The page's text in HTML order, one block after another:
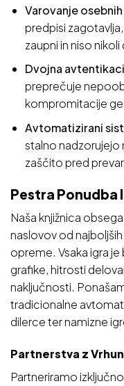
Varovanje
predpisi
zaupni in niso
Dvojna
preprečuje
kompromitacije
Avtomatizirani
stalno nadzorujejo
zaščito pred
Pestra Ponudba
Naša knjižnica
naslovov od
opreme. Vsaka igra
grafike, hitrosti
naključnosti.
tradicionalne
dilerce ter namizne
Partnerstva z
Partneriramo